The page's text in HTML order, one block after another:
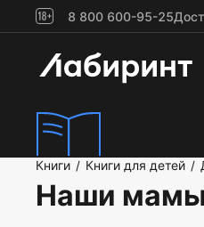
8 800 600-95-25
Книги / Книги для детей /
Наши